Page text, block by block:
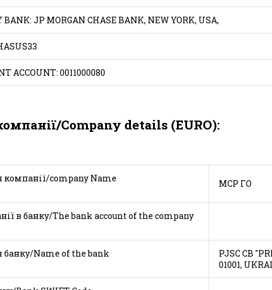
JP MORGAN CHASE BANK, NEW YORK, USA,
ACCOUNT: 0011000080
Company details (EURO):
компанії/company Name МСР ГО
в банку/The bank account of the company
банку/Name of the bank
PJSC CB
01001,